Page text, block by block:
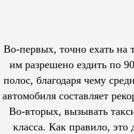
Во-первых, точно ехать на
им разрешеноездить по
полос, благодаря чему
автомобиля составляет
Во-вторых, вызывать
класса. Как правило, это